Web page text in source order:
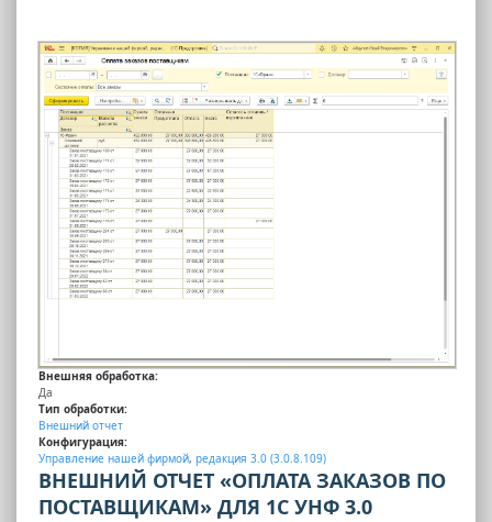
Внешняя обработка:
Да
Тип обработки:
Внешний отчет
Конфигурация:
Управление нашей фирмой, редакция 3.0 (3.0.8.109)
ВНЕШНИЙ ОТЧЕТ «ОПЛАТА ЗАКАЗОВ ПО
ПОСТАВЩИКАМ» ДЛЯ 1С УНФ 3.0